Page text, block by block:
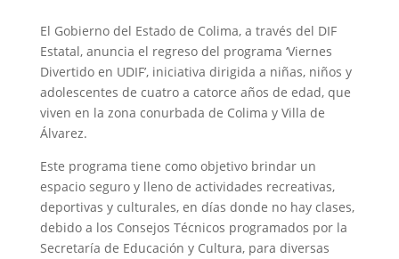
El Gobierno del Estado de Colima, a través del DIF
Estatal, anuncia el regreso del programa ‘Viernes
Divertido en UDIF’, iniciativa dirigida a niñas, niños y
adolescentes de cuatro a catorce años de edad, que
viven en la zona conurbada de Colima y Villa de
Álvarez.
Este programa tiene como objetivo brindar un
espacio seguro y lleno de actividades recreativas,
deportivas y culturales, en días donde no hay clases,
debido a los Consejos Técnicos programados por la
Secretaría de Educación y Cultura, para diversas